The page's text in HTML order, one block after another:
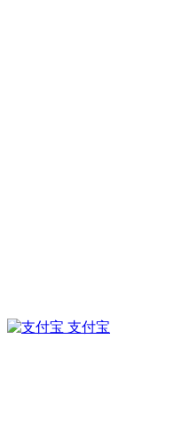
支付宝